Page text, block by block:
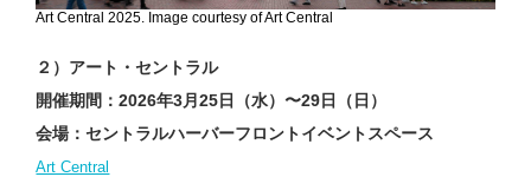
Art Central 2025. Image courtesy of Art Central
２）アート・セントラル
開催期間：2026年3月25日（水）〜29日（日）
会場：セントラルハーバーフロントイベントスペース
Art Central